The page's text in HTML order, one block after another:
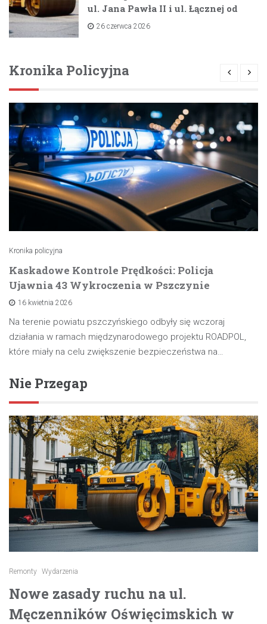
ul. Jana Pawła II i ul. Łącznej od
lipca 2026 roku
26 czerwca 2026
Kronika Policyjna
Kronika policyjna
Kaskadowe Kontrole Prędkości: Policja
Ujawnia 43 Wykroczenia w Pszczynie
16 kwietnia 2026
Na terenie powiatu pszczyńskiego odbyły się wczoraj
działania w ramach międzynarodowego projektu ROADPOL,
które miały na celu zwiększenie bezpieczeństwa na…
Nie Przegap
Remonty Wydarzenia
Nowe zasady ruchu na ul.
Męczenników Oświęcimskich w